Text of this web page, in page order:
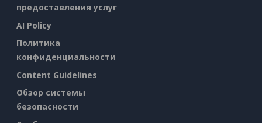
предоставления услуг
AI Policy
Политика
конфиденциальности
Content Guidelines
Обзор системы
безопасности